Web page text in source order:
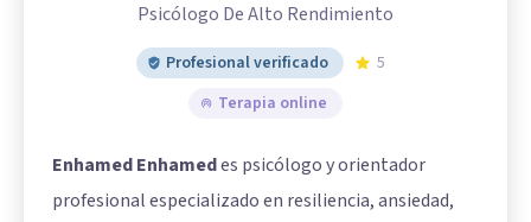
Psicólogo De Alto Rendimiento
Profesional verificado
5
Terapia online
Enhamed Enhamedes psicólogo y orientador
profesional especializado en resiliencia, ansiedad,